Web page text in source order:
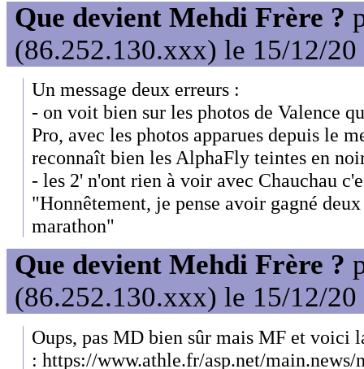
Que devient Mehdi Frère ?
(86.252.130.xxx) le 15/12/20
Un message deux erreurs :
- on voit bien sur les photos de Valence
Pro, avec les photos apparues depuis le
reconnaît bien les AlphaFly teintes en
- les 2' n'ont rien à voir avec Chauchau
"Honnêtement, je pense avoir gagné
marathon"
Que devient Mehdi Frère ?
(86.252.130.xxx) le 15/12/20
Oups, pas MD bien sûr mais MF et voici
: https://www.athle.fr/asp.net/main.news/